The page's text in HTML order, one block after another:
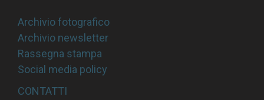
Archivio fotografico
Archivio newsletter
Rassegna stampa
Social media policy
CONTATTI